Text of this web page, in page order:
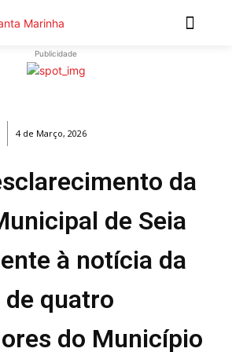
DE SÃO JOÃO 2026
Publicidade
4 de Março, 2026
da
de Seia
à notícia da
quatro
do Município